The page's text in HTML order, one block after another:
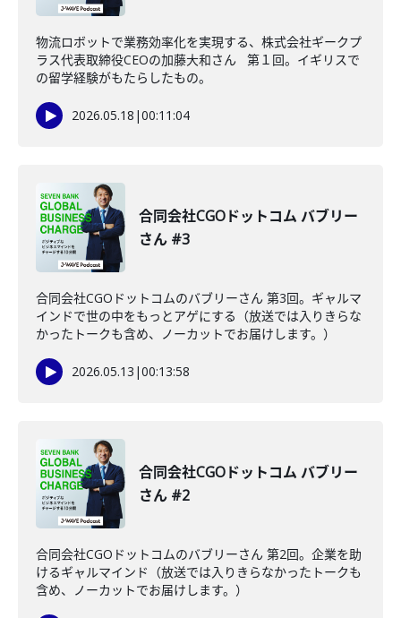
物流ロボットで業務効率化を実現する、株式会社ギークプ
ラス代表取締役CEOの加藤大和さん 第１回。イギリスで
の留学経験がもたらしたもの。
2026.05.18 |00:11:04
合同会社CGOドットコム バブリー
さん #3
合同会社CGOドットコムのバブリーさん 第3回。ギャルマ
インドで世の中をもっとアゲにする（放送では入りきらな
かったトークも含め、ノーカットでお届けします。）
2026.05.13 |00:13:58
合同会社CGOドットコム バブリー
さん #2
合同会社CGOドットコムのバブリーさん 第2回。企業を助
けるギャルマインド（放送では入りきらなかったトークも
含め、ノーカットでお届けします。）